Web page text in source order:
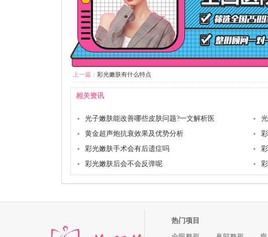
上一篇： 彩光嫩肤有什么特点
相关资讯
​光子嫩肤能改善哪些皮肤问题?一文解析医
黄金超声炮抗衰效果及优势分析
彩光嫩肤手术会有后遗症吗
彩光嫩肤后会不会反弹呢
热门项目